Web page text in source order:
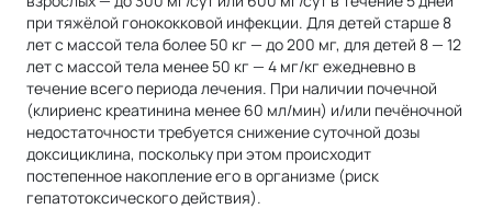
при тяжёлой гонококковой инфекции. Для детей старше 8
лет с массой тела более 50 кг — до 200 мг, для детей 8 — 12
лет с массой тела менее 50 кг — 4 мг/кг ежедневно в
течение всего периода лечения. При наличии почечной
(клириенс креатинина менее 60 мл/мин) и/или печёночной
недостаточности требуется снижение суточной дозы
доксициклина, поскольку при этом происходит
постепенное накопление его в организме (риск
гепатотоксического действия).